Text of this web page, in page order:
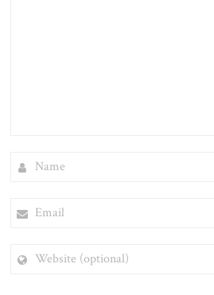
(OPTIONAL)